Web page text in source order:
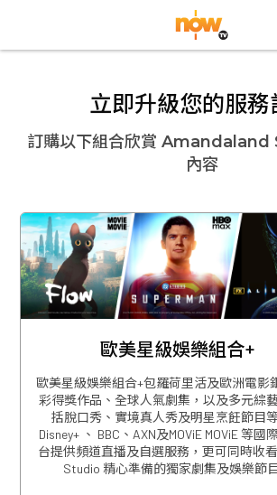
立即升級您的服務
訂購以下組合欣賞 Amandaland
內容
歐美星級娛樂組合+
歐美星級娛樂組合+包羅荷里活及歐洲電影
彩得獎作品、全球人氣劇集，以及多元綜
括脫口秀、實境真人秀及明星烹飪節目
Disney+ 、 BBC、AXN及MOViE MOViE 等國
台提供頻道直播及自選服務，更可同時收
Studio 精心準備的獨家劇集及娛樂節